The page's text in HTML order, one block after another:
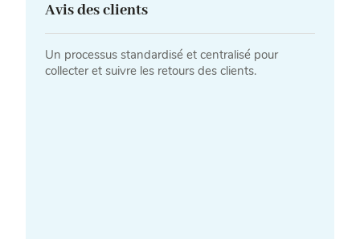
Avis des clients
Un processus standardisé et centralisé pour
collecter et suivre les retours des clients.